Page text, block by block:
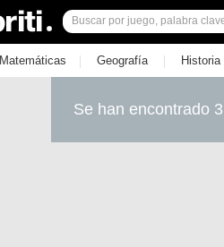
Matemáticas | Geografía | Historia
Se han encontrado